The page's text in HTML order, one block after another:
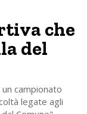
che
del
campionato
legate agli